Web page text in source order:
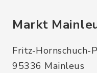
Markt
Fritz-Hornschuch-
95336 Mainleus